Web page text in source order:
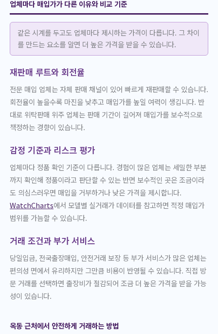
업체마다 매입가가 다른 이유와 비교 기준
같은 시계를 두고도 업체마다 제시하는 가격이 다릅니다. 그 차이
를 만드는 요소를 알면 더 높은 가격을 받을 수 있습니다.
재판매 루트와 회전율
전문 매입 업체는 자체 판매 채널이 있어 빠르게 재판매할 수 있습니다.
회전율이 높을수록 마진을 낮추고 매입가를 높일 여력이 생깁니다. 반
대로 위탁판매 위주 업체는 판매 기간이 길어져 매입가를 보수적으로
책정하는 경향이 있습니다.
감정 기준과 리스크 평가
업체마다 정품 확인 기준이 다릅니다. 경험이 많은 업체는 세밀한 부분
까지 확인해 정품이라고 판단할 수 있는 반면 보수적인 곳은 조금이라
도 의심스러우면 매입을 거부하거나 낮은 가격을 제시합니다.
WatchCharts에서 모델별 실거래가 데이터를 참고하면 적정 매입가
범위를 가늠할 수 있습니다.
거래 조건과 부가 서비스
당일입금, 전국출장매입, 안전거래 보장 등 부가 서비스가 많은 업체는
편의성 면에서 유리하지만 그만큼 비용이 반영될 수 있습니다. 직접 방
문 거래를 선택하면 출장비가 절감되어 조금 더 높은 가격을 받을 가능
성이 있습니다.
옥동 근처에서 안전하게 거래하는 방법